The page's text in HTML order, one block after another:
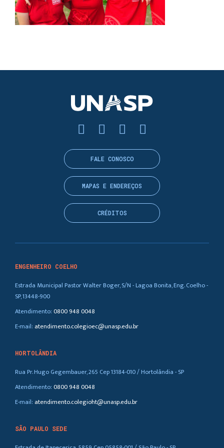
ENGENHEIRO COELHO
Estrada Municipal Pastor Walter Boger, S/N - Lagoa Bonita, Eng. Coelho -
SP, 13448-900
Atendimento:0800 948 0048
E-mail: atendimento.colegioec@unasp.edu.br
HORTOLÂNDIA
Rua Pr. Hugo Gegembauer, 265 Cep 13184-010 / Hortolândia - SP
Atendimento:0800 948 0048
E-mail: atendimento.colegioht@unasp.edu.br
SÃO PAULO SEDE
FALE CONOSCO
MAPAS E ENDEREÇOS
CRÉDITOS